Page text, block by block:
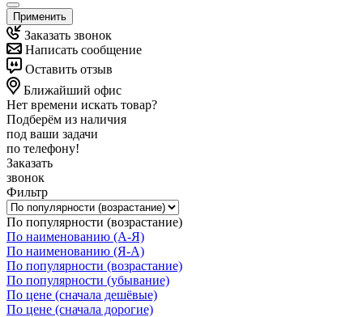
Применить
Заказать звонок
Написать сообщение
Оставить отзыв
Ближайший офис
Нет времени искать товар?
Подберём из наличия
под ваши задачи
по телефону!
Заказать
звонок
Фильтр
По популярности (возрастание)
По наименованию (А-Я)
По наименованию (Я-А)
По популярности (возрастание)
По популярности (убывание)
По цене (сначала дешёвые)
По цене (сначала дорогие)